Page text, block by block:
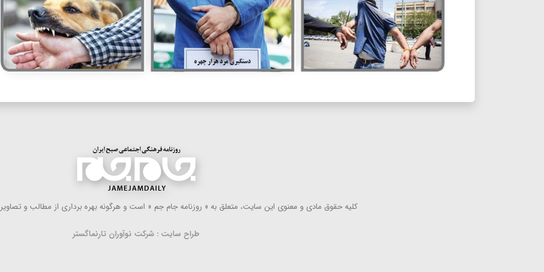
كلیه حقوق مادی و معنوی این سایت، متعلق به « روزنامه جام جم » است و هرگونه بهره ‌برداری از مطالب و
طراح سایت : شرکت نوآوران تارنماگستر